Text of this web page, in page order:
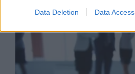
Data Deletion Data Access